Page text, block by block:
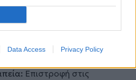
Data Access Privacy Policy
Τοποθέτηση νημάτων
κάτω από το δέρμα.
περιοχές εφαρμογής.
Επιστροφή στις